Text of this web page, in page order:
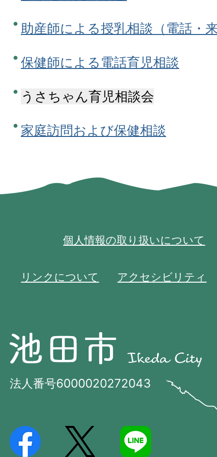
助産師による授乳相談（電話・
保健師による電話育児相談
うさちゃん育児相談会
家庭訪問および保健相談
個人情報の取り扱いについて
リンクについて アクセシビリティ
池
田
市
法人番号6000020272043
田
市
の